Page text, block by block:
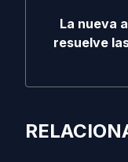
La nueva
resuelve